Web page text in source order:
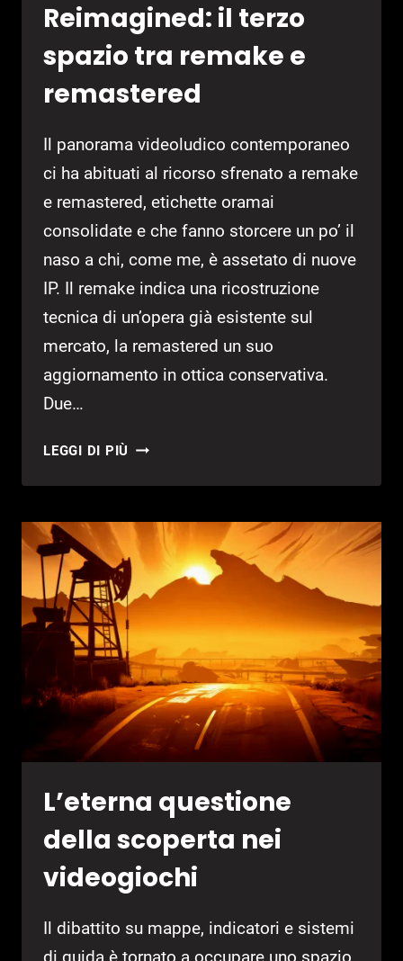
Reimagined: il terzo
spazio tra remake e
remastered
Il panorama videoludico contemporaneo
ci ha abituati al ricorso sfrenato a remake
e remastered, etichette oramai
consolidate e che fanno storcere un po’ il
naso a chi, come me, è assetato di nuove
IP. Il remake indica una ricostruzione
tecnica di un’opera già esistente sul
mercato, la remastered un suo
aggiornamento in ottica conservativa.
Due…
LEGGI DI PIÙ REIMAGINED:
TERZO
TRA
REMAKE
E
REMASTERED
L’eterna questione
della scoperta nei
videogiochi
Il dibattito su mappe, indicatori e sistemi
di guida è tornato a occupare uno spazio